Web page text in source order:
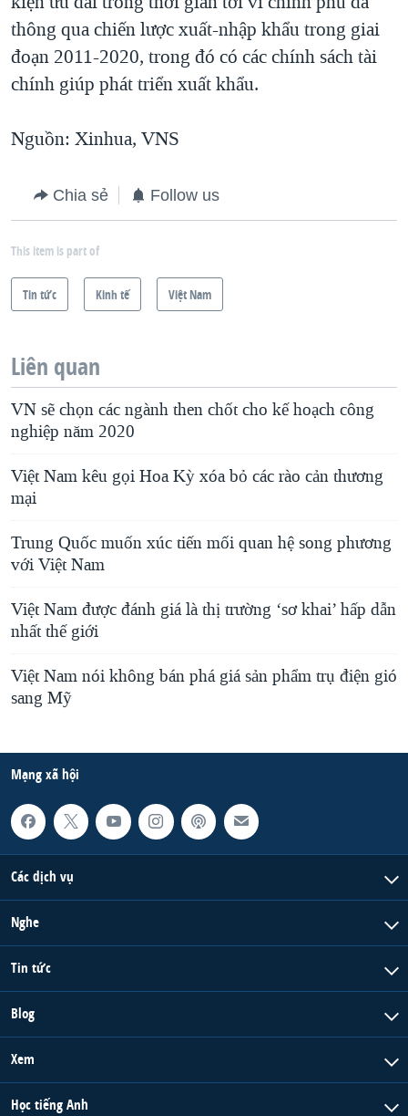
thông qua chiến lược xuất-nhập khẩu trong giai
đoạn 2011-2020, trong đó có các chính sách tài
chính giúp phát triển xuất khẩu.
Nguồn: Xinhua, VNS
Chia sẻ Follow us
This item is part of
Tin tức Kinh tế Việt Nam
Liên quan
VN sẽ chọn các ngành then chốt cho kế hoạch công
nghiệp năm 2020
Việt Nam kêu gọi Hoa Kỳ xóa bỏ các rào cản thương
mại
Trung Quốc muốn xúc tiến mối quan hệ song phương
với Việt Nam
Việt Nam được đánh giá là thị trường ‘sơ khai’ hấp dẫn
nhất thế giới
Việt Nam nói không bán phá giá sản phẩm trụ điện gió
sang Mỹ
Mạng xã hội
Các dịch vụ
Nghe
Tin tức
Blog
Xem
Học tiếng Anh